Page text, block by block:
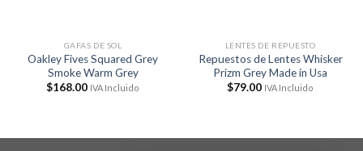
GAFAS DE SOL
Oakley Fives Squared Grey
Smoke Warm Grey
$168.00 IVA Incluido
LENTES DE REPUESTO
Repuestos de Lentes Whisker
Prizm Grey Made in Usa
$79.00 IVA Incluido